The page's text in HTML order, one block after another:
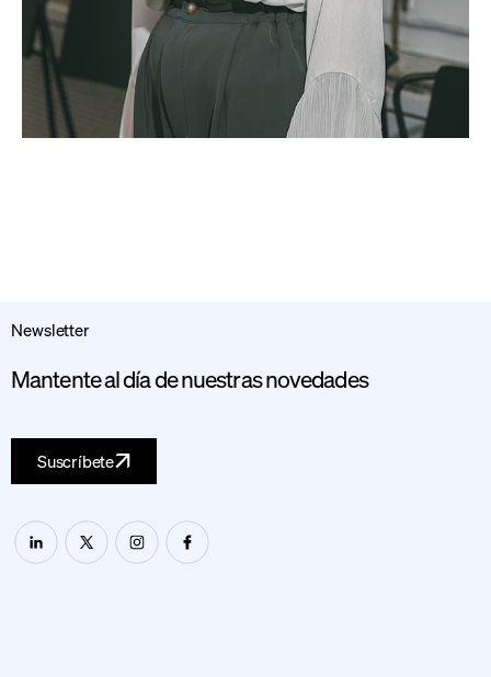
Newsletter
Mantente al día de nuestras novedades
Suscríbete